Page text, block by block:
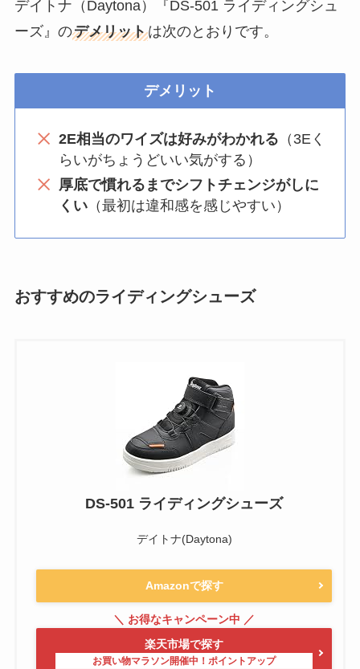
デイトナ（Daytona）『DS-501 ライディングシュ
ーズ』のデメリットは次のとおりです。
デメリット
2E相当のワイズは好みがわかれる （3Eく
らいがちょうどいい気がする）
厚底で慣れるまでシフトチェンジがしに
くい（最初は違和感を感じやすい）
おすすめのライディングシューズ
DS-501 ライディングシューズ
デイトナ(Daytona)
Amazonで探す
楽天市場で探す